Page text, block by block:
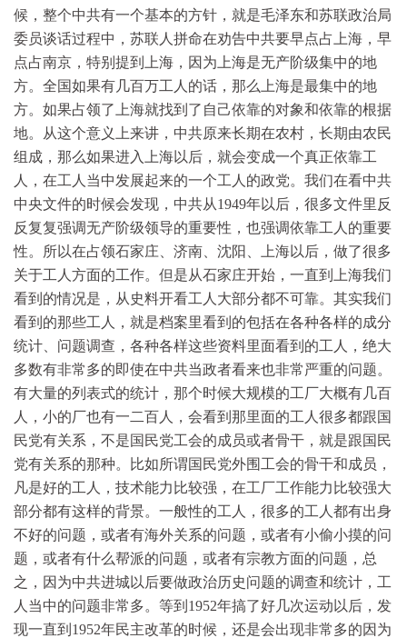
候，整个中共有一个基本的方针，就是毛泽东和苏联政治局
委员谈话过程中，苏联人拼命在劝告中共要早点占上海，早
点占南京，特别提到上海，因为上海是无产阶级集中的地
方。全国如果有几百万工人的话，那么上海是最集中的地
方。如果占领了上海就找到了自己依靠的对象和依靠的根据
地。从这个意义上来讲，中共原来长期在农村，长期由农民
组成，那么如果进入上海以后，就会变成一个真正依靠工
人，在工人当中发展起来的一个工人的政党。我们在看中共
中央文件的时候会发现，中共从1949年以后，很多文件里反
反复复强调无产阶级领导的重要性，也强调依靠工人的重要
性。所以在占领石家庄、济南、沈阳、上海以后，做了很多
关于工人方面的工作。但是从石家庄开始，一直到上海我们
看到的情况是，从史料开看工人大部分都不可靠。其实我们
看到的那些工人，就是档案里看到的包括在各种各样的成分
统计、问题调查，各种各样这些资料里面看到的工人，绝大
多数有非常多的即使在中共当政者看来也非常严重的问题。
有大量的列表式的统计，那个时候大规模的工厂大概有几百
人，小的厂也有一二百人，会看到那里面的工人很多都跟国
民党有关系，不是国民党工会的成员或者骨干，就是跟国民
党有关系的那种。比如所谓国民党外围工会的骨干和成员，
凡是好的工人，技术能力比较强，在工厂工作能力比较强大
部分都有这样的背景。一般性的工人，很多的工人都有出身
不好的问题，或者有海外关系的问题，或者有小偷小摸的问
题，或者有什么帮派的问题，或者有宗教方面的问题，总
之，因为中共进城以后要做政治历史问题的调查和统计，工
人当中的问题非常多。等到1952年搞了好几次运动以后，发
现一直到1952年民主改革的时候，还是会出现非常多的因为